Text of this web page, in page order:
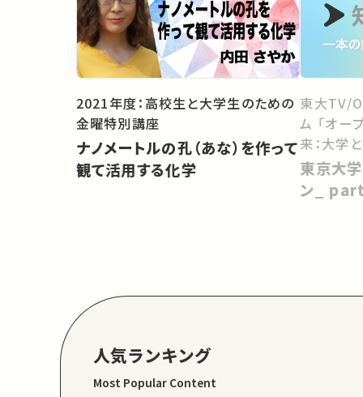
2021年度：高校生と大学生のための
金曜特別講座
ナノメートルの孔（あな）を作って
観て活用する化学
東大TV/
ム 「オー
来：大学
向けて」
東京大
ン_
人気ランキング
Most Popular Content